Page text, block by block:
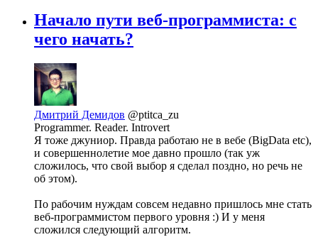
Начало пути веб-программиста: с
чего начать?
Дмитрий Демидов @ptitca_zu
Programmer. Reader. Introvert
Я тоже джуниор. Правда работаю не в вебе (BigData etc),
и совершеннолетие мое давно прошло (так уж
сложилось, что свой выбор я сделал поздно, но речь не
об этом).
По рабочим нуждам совсем недавно пришлось мне стать
веб-программистом первого уровня :) И у меня
сложился следующий алгоритм.